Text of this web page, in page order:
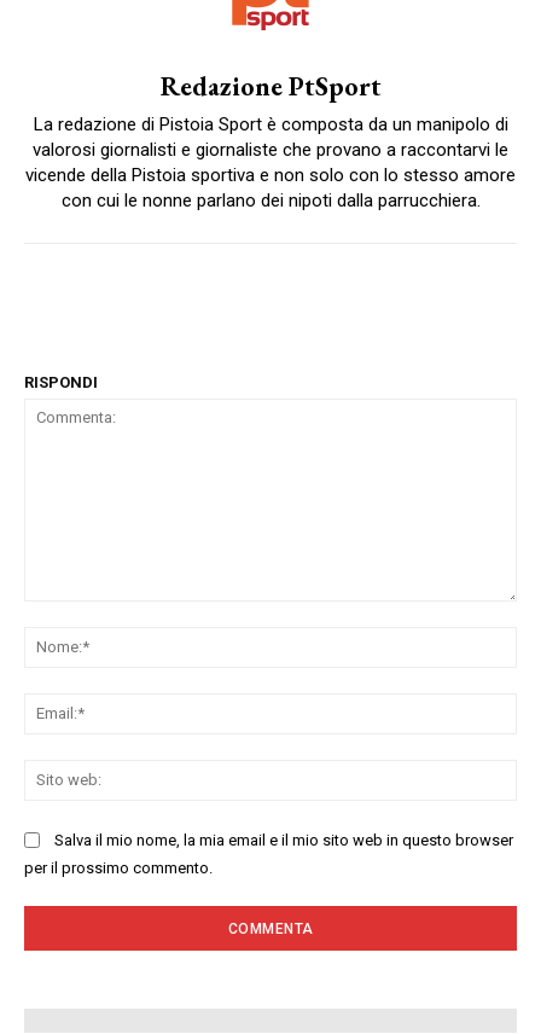
Redazione PtSport
La redazione di Pistoia Sport è composta da un manipolo di
valorosi giornalisti e giornaliste che provano a raccontarvi le
vicende della Pistoia sportiva e non solo con lo stesso amore
con cui le nonne parlano dei nipoti dalla parrucchiera.
RISPONDI
Salva il mio nome, la mia email e il mio sito web in questo browser
per il prossimo commento.